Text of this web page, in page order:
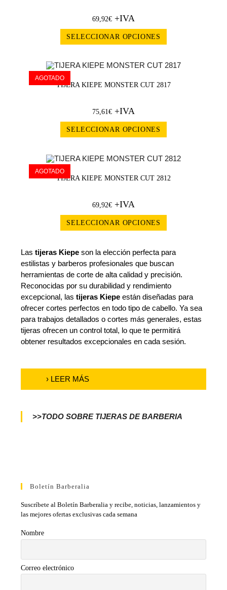
Boletín Barberalia
Suscríbete al Boletín Barberalia y recibe, noticias, lanzamientos y
las mejores ofertas exclusivas cada semana
Nombre
Correo electrónico
69,92€ +IVA
SELECCIONAR OPCIONES
AGOTADO
TIJERA KIEPE MONSTER CUT 2817
75,61€ +IVA
SELECCIONAR OPCIONES
AGOTADO
TIJERA KIEPE MONSTER CUT 2812
69,92€ +IVA
SELECCIONAR OPCIONES
T
i
j
e
a
s
K
e
e
e
n
t
d
Lastijeras Kiepe son la elección perfecta para
estilistas y barberos profesionales que buscan
herramientas de corte de alta calidad y precisión.
Reconocidas por su durabilidad y rendimiento
excepcional, lastijeras Kiepe están diseñadas para
ofrecer cortes perfectos en todo tipo de cabello. Ya sea
para trabajos detallados o cortes más generales, estas
tijeras ofrecen un control total, lo que te permitirá
obtener resultados excepcionales en cada sesión.
› LEER MÁS
>>TODO SOBRE TIJERAS DE BARBERIA